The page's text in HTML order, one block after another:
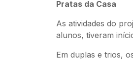
Pratas da Casa
As atividades do
alunos, tiveram
Em duplas e trios,